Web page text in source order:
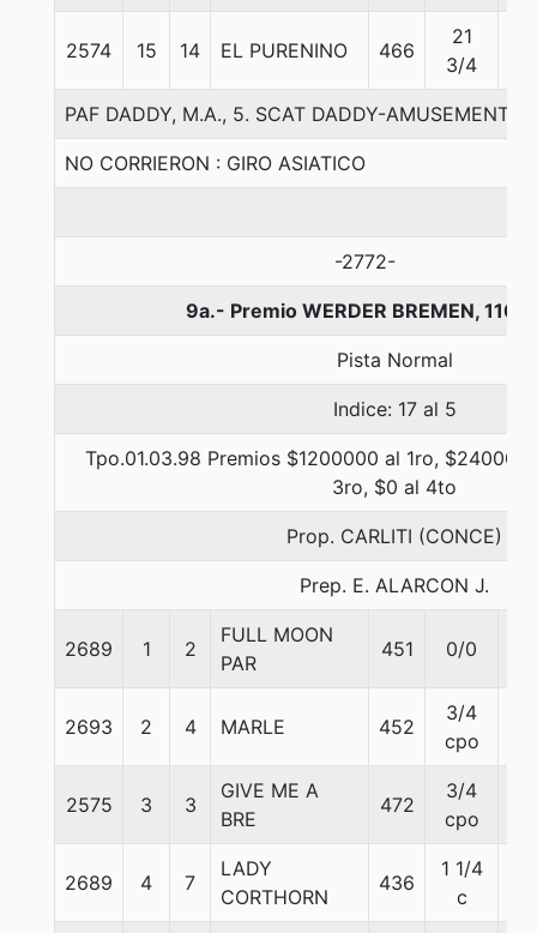
2574 15 14 EL PURENINO 466
21
3/4
PAF DADDY, M.A., 5. SCAT DADDY-AMUSEMENT-
NO CORRIERON : GIRO ASIATICO
-2772-
9a.- Premio WERDER BREMEN,
Pista Normal
Indice: 17 al 5
Tpo.01.03.98 Premios $1200000 al 1ro,
3ro, $0 al 4to
Prop. CARLITI (CONCE)
Prep. E. ALARCON J.
2689 1 2
FULL MOON
PAR
451 0/0
2693 2 4 MARLE 452
3/4
cpo
2575 3 3
GIVE ME A
BRE
472
3/4
cpo
2689 4 7
LADY
CORTHORN
436
1 1/4
c